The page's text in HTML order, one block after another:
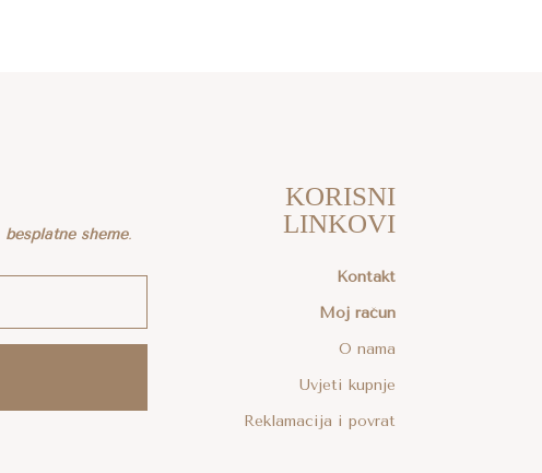
besplatne sheme.
KORISNI
LINKOVI
Kontakt
Moj račun
O nama
Uvjeti kupnje
Reklamacija i povrat